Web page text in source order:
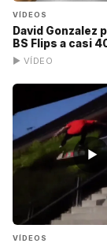
VÍDEOS
David Gonzalez
BS Flips a casi
▶ VÍDEO
▶
VÍDEOS